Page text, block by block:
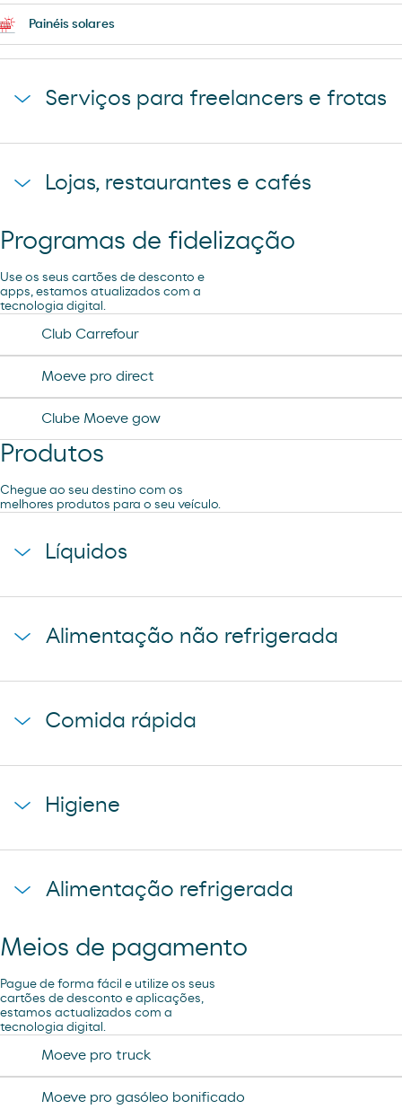
Painéis solares
Serviços para freelancers e frotas
Estacionamento de camiões
Lojas, restaurantes e cafés
Loja Moeve Market - Depaso
Programas de fidelização
Use os seus cartões de desconto e
apps, estamos atualizados com a
tecnologia digital.
Club Carrefour
Moeve pro direct
Clube Moeve gow
Produtos
Chegue ao seu destino com os
melhores produtos para o seu veículo.
Líquidos
coca-cola
cerveza mahou clasica
Alimentação não refrigerada
donuts
galletas filipinos
cheetos pandilla
Comida rápida
caffe latte kaiku
sadwich mediterraneo
Higiene
compresas evax
tampax compak
desodorante spray axe
Alimentação refrigerada
coca cao shake
minifuet sticks
jamon curado navidul
chorizo revilla
helado magnun
Meios de pagamento
Pague de forma fácil e utilize os seus
cartões de desconto e aplicações,
estamos actualizados com a
tecnologia digital.
Moeve pro truck
Moeve pro gasóleo bonificado